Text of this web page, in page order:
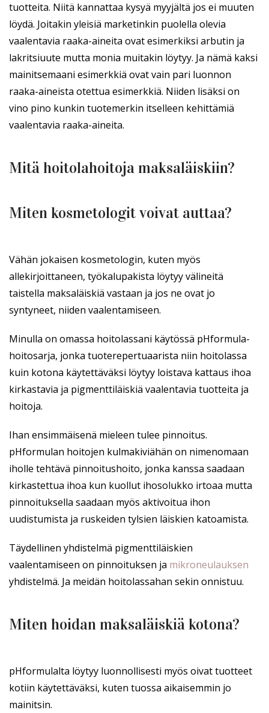
tuotteita. Niitä kannattaa kysyä myyjältä jos ei muuten
löydä. Joitakin yleisiä marketinkin puolella olevia
vaalentavia raaka-aineita ovat esimerkiksi arbutin ja
lakritsiuute mutta monia muitakin löytyy. Ja nämä kaksi
mainitsemaani esimerkkiä ovat vain pari luonnon
raaka-aineista otettua esimerkkiä. Niiden lisäksi on
vino pino kunkin tuotemerkin itselleen kehittämiä
vaalentavia raaka-aineita.
Mitä hoitolahoitoja maksaläiskiin?
Miten kosmetologit voivat auttaa?
Vähän jokaisen kosmetologin, kuten myös
allekirjoittaneen, työkalupakista löytyy välineitä
taistella maksaläiskiä vastaan ja jos ne ovat jo
syntyneet, niiden vaalentamiseen.
Minulla on omassa hoitolassani käytössä pHformula-
hoitosarja, jonka tuoterepertuaarista niin hoitolassa
kuin kotona käytettäväksi löytyy loistava kattaus ihoa
kirkastavia ja pigmenttiläiskiä vaalentavia tuotteita ja
hoitoja.
Ihan ensimmäisenä mieleen tulee pinnoitus.
pHformulan hoitojen kulmakiviähän on nimenomaan
iholle tehtävä pinnoitushoito, jonka kanssa saadaan
kirkastettua ihoa kun kuollut ihosolukko irtoaa mutta
pinnoituksella saadaan myös aktivoitua ihon
uudistumista ja ruskeiden tylsien läiskien katoamista.
Täydellinen yhdistelmä pigmenttiläiskien
vaalentamiseen on pinnoituksen ja mikroneulauksen
yhdistelmä. Ja meidän hoitolassahan sekin onnistuu.
Miten hoidan maksaläiskiä kotona?
pHformulalta löytyy luonnollisesti myös oivat tuotteet
kotiin käytettäväksi, kuten tuossa aikaisemmin jo
mainitsin.